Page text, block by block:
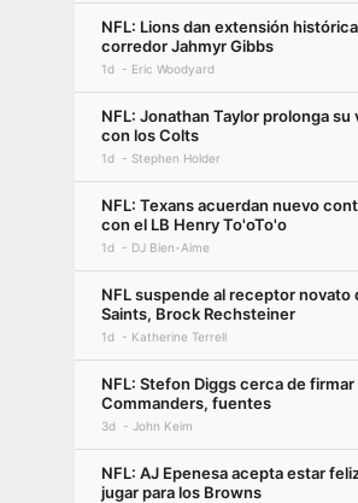
NFL: Lions dan extensión
corredor Jahmyr Gibbs
1d Eric Woodyard
NFL: Jonathan Taylor prolonga su
con los Colts
1d Stephen Holder
NFL: Texans acuerdan nuevo
con el LB Henry To'oTo'o
1d DJ Bien-Aime
NFL suspende al receptor novato
Saints, Brock Rechsteiner
1d Katherine Terrell
NFL: Stefon Diggs cerca de firmar
Commanders, fuentes
3d John Keim
NFL: AJ Epenesa acepta estar
jugar para los Browns